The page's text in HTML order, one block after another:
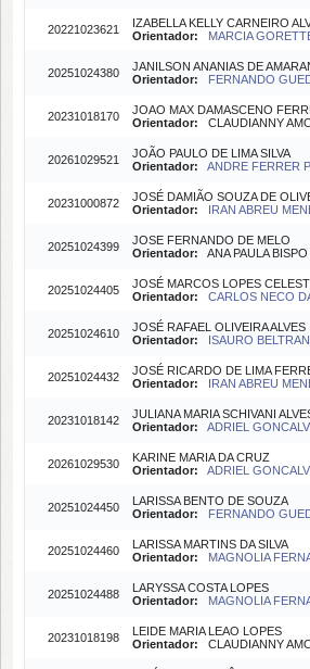
20221023621
IZABELLA KELLY CARNEIRO
Orientador:
MARCIA
20251024380
JANILSON ANANIAS DE
Orientador:
FERNANDO
20231018170
JOAO MAX DAMASCENO
Orientador: CLAUDIANNY
20261029521
JOÃO PAULO DE LIMA SILVA
Orientador:
ANDRE FERRER
20231000872
JOSÉ DAMIÃO SOUZA DE
Orientador:
IRAN ABREU
20251024399
JOSE FERNANDO DE MELO
Orientador: ANA PAULA
20251024405
JOSÉ MARCOS LOPES
Orientador:
CARLOS NECO
20251024610
JOSÉ RAFAEL OLIVEIRA ALVES
Orientador:
ISAURO
20251024432
JOSÉ RICARDO DE LIMA
Orientador:
IRAN ABREU
20231018142
JULIANA MARIA SCHIVANI
Orientador:
ADRIEL
20261029530
KARINE MARIA DA CRUZ
Orientador:
ADRIEL
20251024450
LARISSA BENTO DE SOUZA
Orientador:
FERNANDO
20251024460
LARISSA MARTINS DA SILVA
Orientador:
MAGNOLIA
20251024488
LARYSSA COSTA LOPES
Orientador:
MAGNOLIA
20231018198
LEIDE MARIA LEAO LOPES
Orientador: CLAUDIANNY